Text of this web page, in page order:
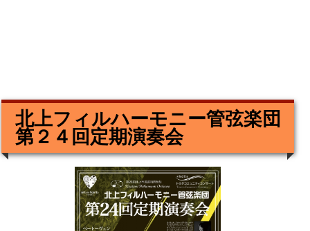
北上フィルハーモニー管弦楽団
第２４回定期演奏会